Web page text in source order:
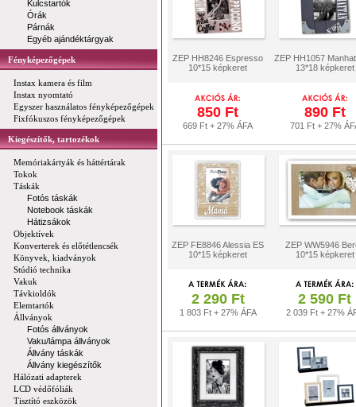
Kulcstartók
Órák
Párnák
Egyéb ajándéktárgyak
Fényképezőgépek
Instax kamera és film
Instax nyomtató
Egyszer használatos fényképezőgépek
Fixfókuszos fényképezőgépek
Kiegészítők, tartozékok
Memóriakártyák és háttértárak
Tokok
Táskák
Fotós táskák
Notebook táskák
Hátizsákok
Objektívek
Konverterek és előtétlencsék
Könyvek, kiadványok
Stúdió technika
Vakuk
Távkioldók
Elemtartók
Állványok
Fotós állványok
Vaku/lámpa állványok
Állvány táskák
Állvány kiegészítők
Hálózati adapterek
LCD védőfóliák
Tisztító eszközök
ZEP HH8246 Espresso
10*15 képkeret
ZEP HH1057
13*18 képkeret
850 Ft
669 Ft + 27% ÁFA
890 Ft
701 Ft + 27%
ZEP FE8846 Alessia ES
10*15 képkeret
ZEP WW5946
10*15 képkeret
2 290 Ft
1 803 Ft + 27% ÁFA
2 590 Ft
2 039 Ft + 27%